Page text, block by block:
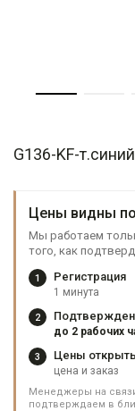
G136-KF-
Цены видны
Мы работаем
того, как
1 Регистрация
1 минута
2
до 2 рабочих
3 Цены
цена и заказ
Менеджеры на
подтверждаем в